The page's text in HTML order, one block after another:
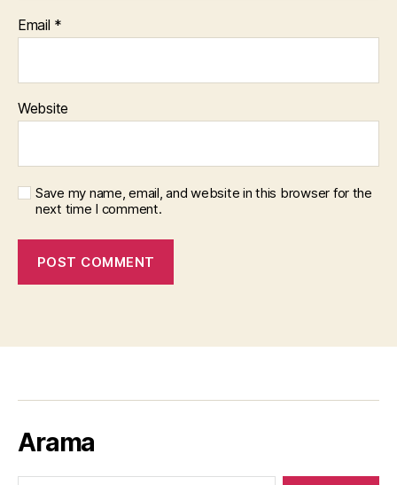
Email *
Website
Save my name, email, and website in this browser for the
next time I comment.
Arama